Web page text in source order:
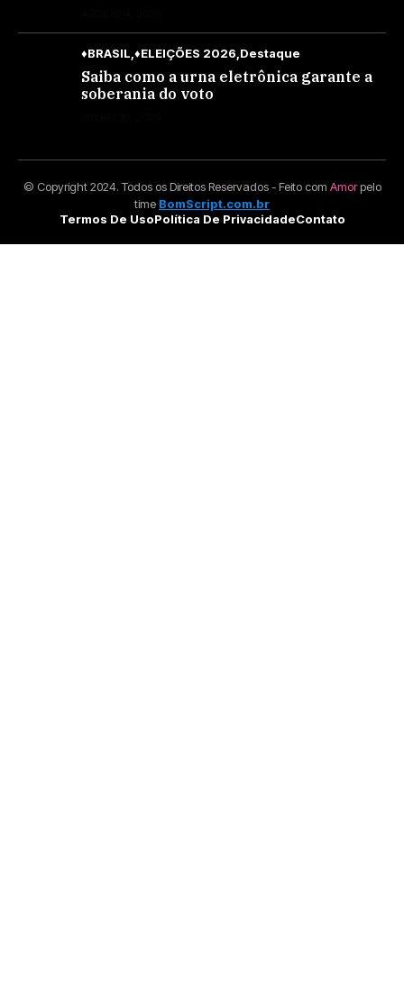
♦BRASIL ♦ELEIÇÕES 2026 Destaque
Saiba como a urna eletrônica garante a
soberania do voto
© Copyright 2024. Todos os Direitos Reservados - Feito com Amorpelo
time BomScript.com.br
Termos De UsoPolítica De PrivacidadeContato